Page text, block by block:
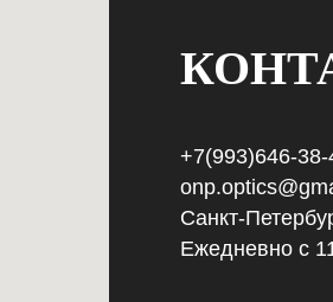
+7(993)646-38-
Санкт-
Ежедневно с